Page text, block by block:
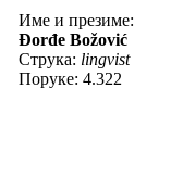
Име и презиме:
Đorđe Božović
Струка: lingvist
Поруке: 4.322